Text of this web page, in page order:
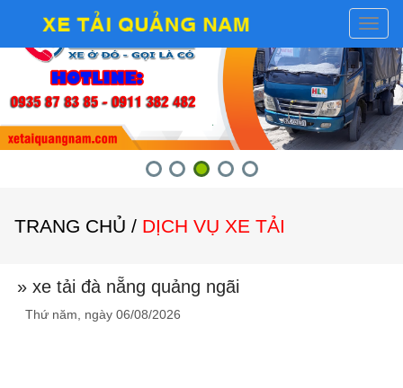
TRANG CHỦ / DỊCH VỤ XE TẢI
» xe tải đà nẵng quảng ngãi
Thứ năm, ngày 06/08/2026